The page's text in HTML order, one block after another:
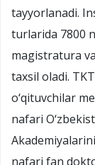
tayyorlanadi.
turlarida 7800
magistratura
taxsil oladi.
o‘qituvchilar
nafari
nafari fan